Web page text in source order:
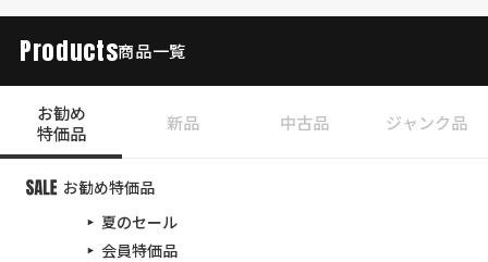
Products商品一覧
お勧め
特価品
新品 中古品 ジャンク品
お勧め特価品
夏のセール
会員特価品